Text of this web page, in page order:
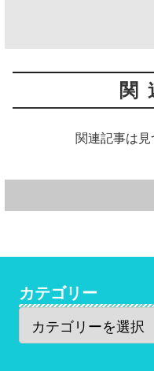
関
関連記事は見
カテゴリー